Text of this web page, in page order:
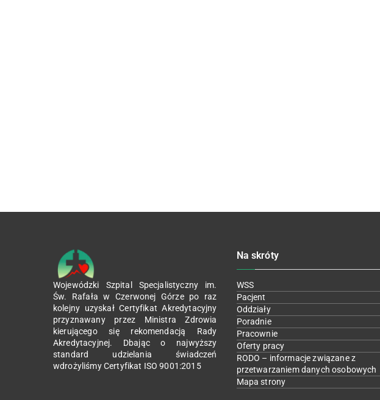
Wojewódzki Szpital Specjalistyczny im.
Św. Rafała w Czerwonej Górze po raz
kolejny uzyskał Certyfikat Akredytacyjny
przyznawany przez Ministra Zdrowia
kierującego się rekomendacją Rady
Akredytacyjnej. Dbając o najwyższy
standard udzielania świadczeń
wdrożyliśmy Certyfikat ISO 9001:2015
Na skróty
WSS
Pacjent
Oddziały
Poradnie
Pracownie
Oferty pracy
RODO – informacje związane z
przetwarzaniem danych osobowych
Mapa strony